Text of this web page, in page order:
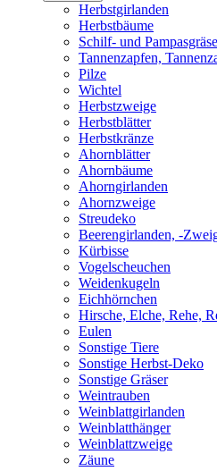
Herbstgirlanden
Herbstbäume
Schilf- und
Tannenzapfen,
Pilze
Wichtel
Herbstzweige
Herbstblätter
Herbstkränze
Ahornblätter
Ahornbäume
Ahorngirlanden
Ahornzweige
Streudeko
Beerengirlanden, -
Kürbisse
Vogelscheuchen
Weidenkugeln
Eichhörnchen
Hirsche, Elche, Rehe,
Eulen
Sonstige Tiere
Sonstige Herbst-Deko
Sonstige Gräser
Weintrauben
Weinblattgirlanden
Weinblatthänger
Weinblattzweige
Zäune